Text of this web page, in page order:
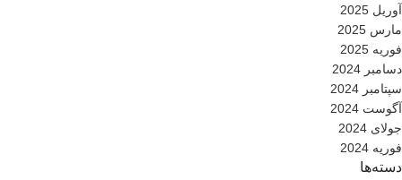
آوریل 2025
مارس 2025
فوریه 2025
دسامبر 2024
سپتامبر 2024
آگوست 2024
جولای 2024
فوریه 2024
دسته‌ها